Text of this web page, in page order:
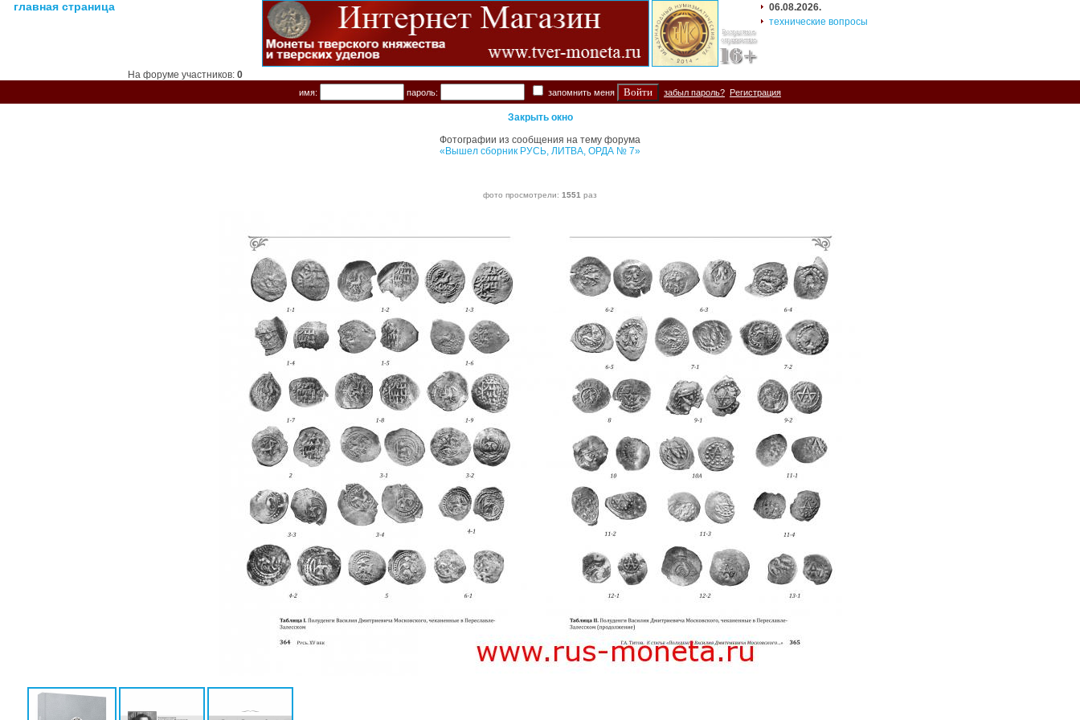
главная страница
На форуме участников: 0
06.08.2026.
технические вопросы
имя: пароль: запомнить меня забыл пароль? Регистрация
Закрыть окно
Фотографии из сообщения на тему форума
«Вышел сборник РУСЬ, ЛИТВА, ОРДА № 7»
фото просмотрели: 1551 раз